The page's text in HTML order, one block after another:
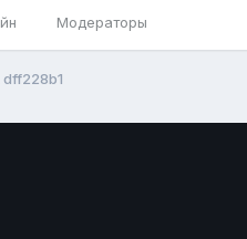
Модераторы
dff228b1